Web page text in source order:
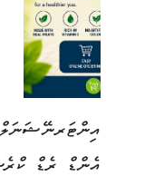
އެންޑް ރެޑް